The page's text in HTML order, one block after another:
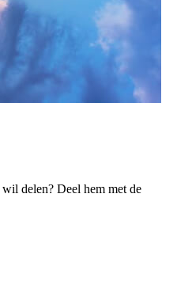
delen? Deel hem met de